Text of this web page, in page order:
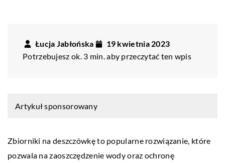
Łucja Jabłońska
19 kwietnia 2023
Potrzebujesz ok. 3 min. aby przeczytać ten wpis
Artykuł sponsorowany
Zbiorniki na deszczówkę to popularne rozwiązanie, które
pozwala na zaoszczędzenie wody oraz ochronę